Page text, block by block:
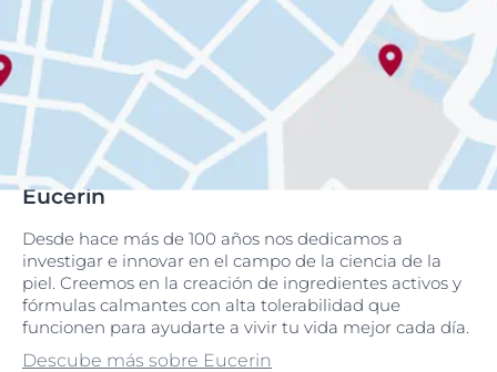
Eucerin
Desde hace más de 100 años nos dedicamos a
investigar e innovar en el campo de la ciencia de la
piel. Creemos en la creación de ingredientes activos y
fórmulas calmantes con alta tolerabilidad que
funcionen para ayudarte a vivir tu vida mejor cada día.
Descube más sobre Eucerin